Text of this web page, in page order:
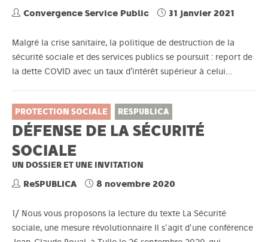
Convergence Service Public 31 janvier 2021
Malgré la crise sanitaire, la politique de destruction de la
sécurité sociale et des services publics se poursuit : report de
la dette COVID avec un taux d’intérêt supérieur à celui…
PROTECTION SOCIALE RESPUBLICA
DÉFENSE DE LA SÉCURITÉ
SOCIALE
UN DOSSIER ET UNE INVITATION
ReSPUBLICA 8 novembre 2020
1/ Nous vous proposons la lecture du texte La Sécurité
sociale, une mesure révolutionnaire Il s'agit d'une conférence